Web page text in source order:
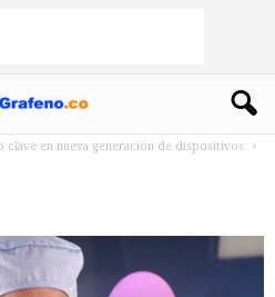
clave en nueva generación de dispositivos